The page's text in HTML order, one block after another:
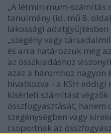
„A létminimum-számítás
tanulmány (id. mű 8.
lakossági
„szegény vagy
és arra határozzuk meg
az összkiadáshoz
azaz a háromhoz nagyon
hivatkozva - a KSH
kísérleti számítást
összfogyasztását, hanem
szegénységben vagy
csoportnak az